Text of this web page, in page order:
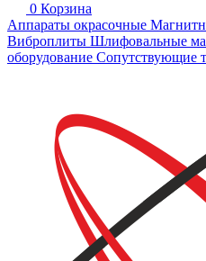
0 Корзина
Аппараты окрасочные
Виброплиты Шлифовальные
оборудование Сопутствующие